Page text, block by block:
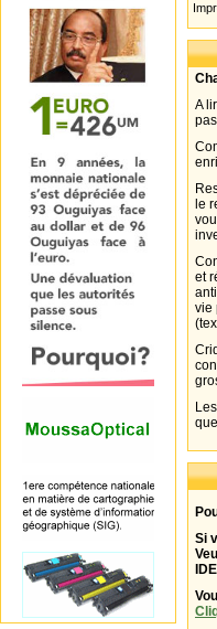
A
le
et
vie
Si